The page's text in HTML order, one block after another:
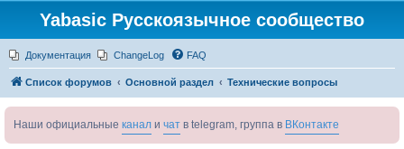
Yabasic Русскоязычное сообщество
Документация ChangeLog FAQ
Список форумов Основной раздел Технические вопросы
Наши официальные канал и чат в telegram, группа в ВКонтакте